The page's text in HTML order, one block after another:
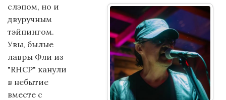
слэпом, но и
двуручным
тэйпингом.
Увы, былые
лавры Фли из
"RHCP" канули
в небытие
вместе с